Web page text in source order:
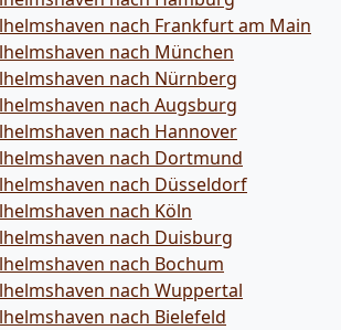
nach Frankfurt am Main
nach München
nach Nürnberg
nach Augsburg
nach Hannover
nach Dortmund
nach Düsseldorf
nach Köln
nach Duisburg
nach Bochum
nach Wuppertal
nach Bielefeld